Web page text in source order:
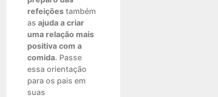
refeiçõestambém
as ajuda a criar
uma relação mais
positiva com a
comida. Passe
essa orientação
para os pais em
suas